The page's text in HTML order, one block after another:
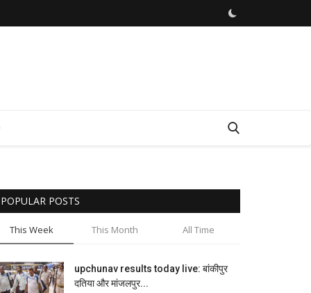
POPULAR POSTS
This Week This Month All Time
upchunav results today live: बांकीपुर
दतिया और मांजलपुर...